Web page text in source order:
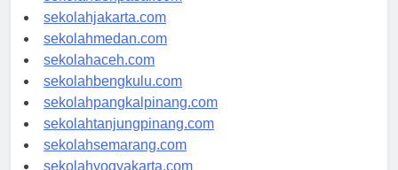
sekolahdenpasar.com
sekolahjakarta.com
sekolahmedan.com
sekolahaceh.com
sekolahbengkulu.com
sekolahpangkalpinang.com
sekolahtanjungpinang.com
sekolahsemarang.com